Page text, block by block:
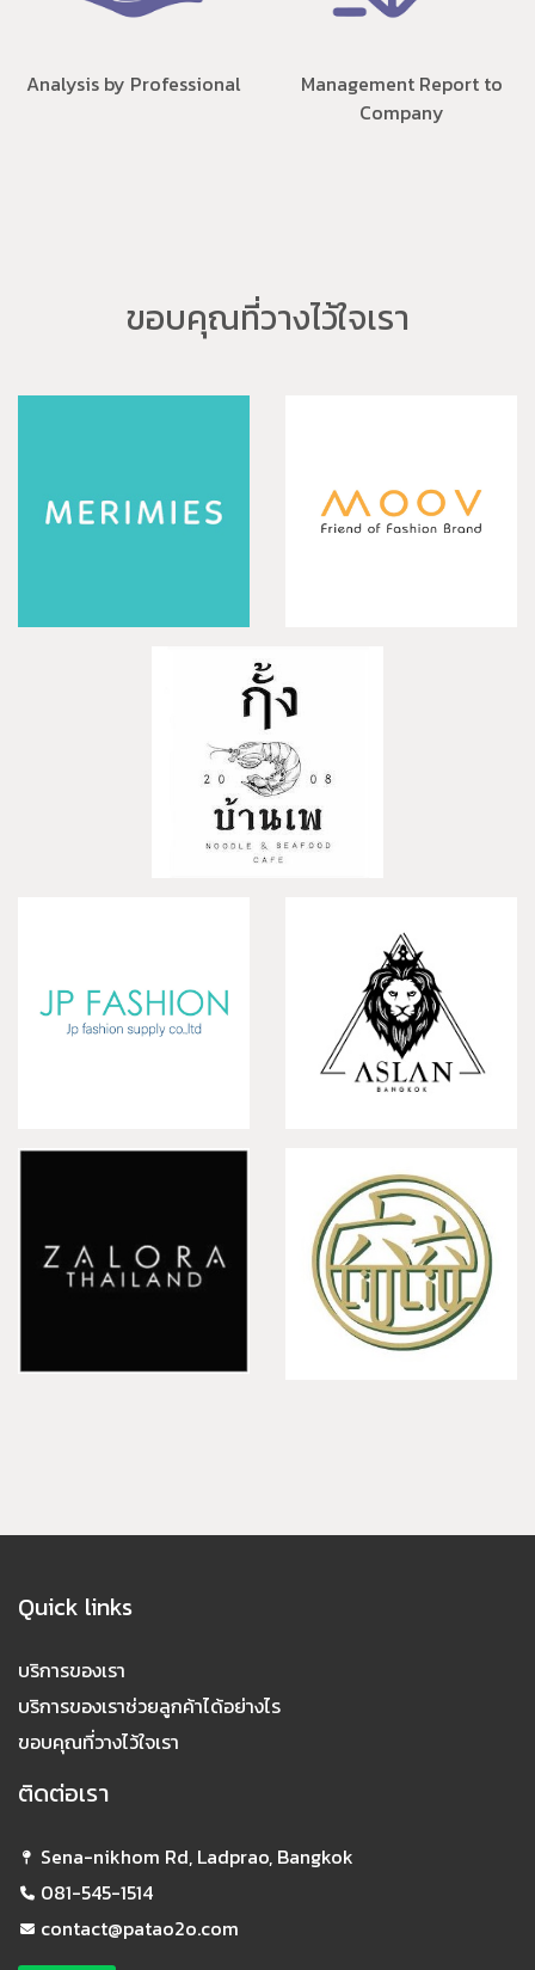
Analysis by Professional
Management Report to
Company
ขอบคุณที่วางไว้ใจเรา
Quick links
บริการของเรา
บริการของเราช่วยลูกค้าได้อย่างไร
ขอบคุณที่วางไว้ใจเรา
ติดต่อเรา
Sena-nikhom Rd, Ladprao, Bangkok
081-545-1514
contact@patao2o.com